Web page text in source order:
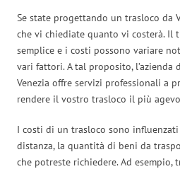
Se state progettando un trasloco da
che vi chiediate quanto vi costerà. Il
semplice e i costi possono variare
vari fattori. A tal proposito, l’azienda
Venezia offre servizi professionali a
rendere il vostro trasloco il più
I costi di un trasloco sono
distanza, la quantità di beni da
che potreste richiedere. Ad esempio,